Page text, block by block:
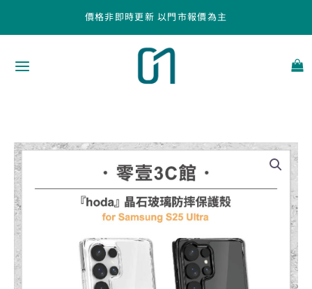
價格非即時更新 以門市報價為主
『hoda』
Samsung
S25
Ultra
晶
玻
璃